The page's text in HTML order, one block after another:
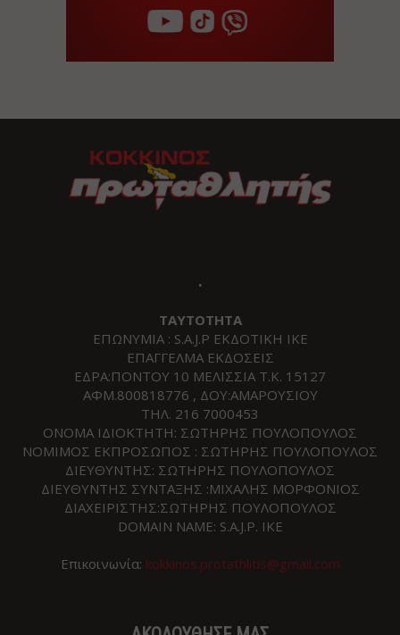
.
ΤΑΥΤΟΤΗΤΑ
ΕΠΩΝΥΜΙΑ : S.A.J.P ΕΚΔΟΤΙΚΗ ΙΚΕ
ΕΠΑΓΓΕΛΜΑ ΕΚΔΟΣΕΙΣ
ΕΔΡΑ:ΠΟΝΤΟΥ 10 ΜΕΛΙΣΣΙΑ Τ.Κ. 15127
ΑΦΜ.800818776 , ΔΟΥ:ΑΜΑΡΟΥΣΙΟΥ
ΤΗΛ. 216 7000453
ΟΝΟΜΑ ΙΔΙΟΚΤΗΤΗ: ΣΩΤΗΡΗΣ ΠΟΥΛΟΠΟΥΛΟΣ
ΝΟΜΙΜΟΣ ΕΚΠΡΟΣΩΠΟΣ : ΣΩΤΗΡΗΣ ΠΟΥΛΟΠΟΥΛΟΣ
ΔΙΕΥΘΥΝΤΗΣ: ΣΩΤΗΡΗΣ ΠΟΥΛΟΠΟΥΛΟΣ
ΔΙΕΥΘΥΝΤΗΣ ΣΥΝΤΑΞΗΣ :ΜΙΧΑΛΗΣ ΜΟΡΦΟΝΙΟΣ
ΔΙΑΧΕΙΡΙΣΤΗΣ:ΣΩΤΗΡΗΣ ΠΟΥΛΟΠΟΥΛΟΣ
DOMAIN NAME: S.A.J.P. IKE
Επικοινωνία: kokkinos.protathlitis@gmail.com